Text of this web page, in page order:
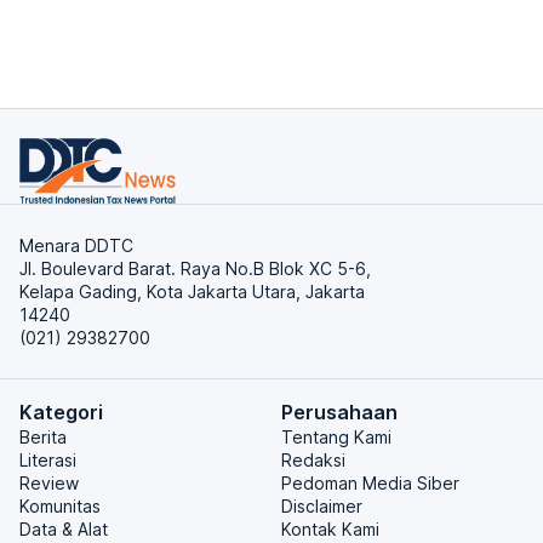
Menara DDTC
Jl. Boulevard Barat. Raya No.B Blok XC 5-6,
Kelapa Gading, Kota Jakarta Utara, Jakarta
14240
(021) 29382700
Kategori
Berita
Literasi
Review
Komunitas
Data & Alat
Perusahaan
Tentang Kami
Redaksi
Pedoman Media Siber
Disclaimer
Kontak Kami